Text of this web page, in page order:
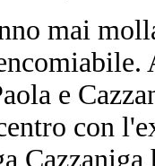
mai
e
con